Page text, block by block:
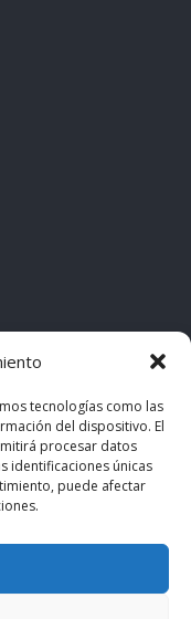
tecnologías como las
del dispositivo. El
procesar datos
identificaciones únicas
puede afectar
· by casiMedicos
pertenecen a sus